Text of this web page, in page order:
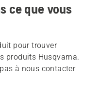
ce que vous
pour trouver
produits Husqvarna.
à nous contacter